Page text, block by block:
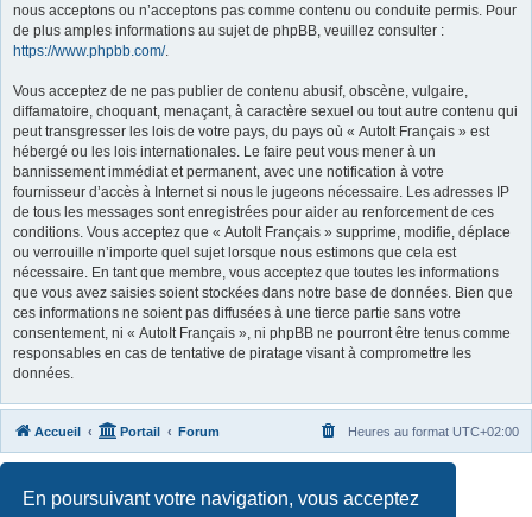
En poursuivant votre navigation, vous acceptez
nous acceptons ou n’acceptons pas comme contenu ou conduite permis. Pour
de plus amples informations au sujet de phpBB, veuillez consulter :
https://www.phpbb.com/.
Vous acceptez de ne pas publier de contenu abusif, obscène, vulgaire,
diffamatoire, choquant, menaçant, à caractère sexuel ou tout autre contenu qui
peut transgresser les lois de votre pays, du pays où « AutoIt Français » est
hébergé ou les lois internationales. Le faire peut vous mener à un
bannissement immédiat et permanent, avec une notification à votre
fournisseur d’accès à Internet si nous le jugeons nécessaire. Les adresses IP
de tous les messages sont enregistrées pour aider au renforcement de ces
conditions. Vous acceptez que « AutoIt Français » supprime, modifie, déplace
ou verrouille n’importe quel sujet lorsque nous estimons que cela est
nécessaire. En tant que membre, vous acceptez que toutes les informations
que vous avez saisies soient stockées dans notre base de données. Bien que
ces informations ne soient pas diffusées à une tierce partie sans votre
consentement, ni « AutoIt Français », ni phpBB ne pourront être tenus comme
responsables en cas de tentative de piratage visant à compromettre les
données.
Accueil Portail Forum Heures au format UTC+02:00
Traduit parphpBB-fr.com